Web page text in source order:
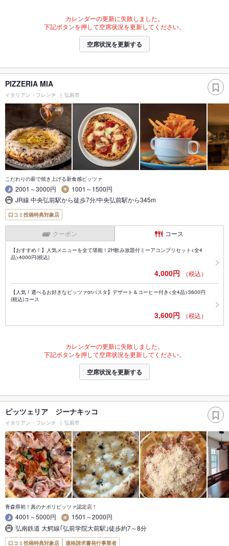
カレンダーの更新に失敗しました。
下記ボタンを押して空席状況を更新してください。
空席状況を更新する
PIZZERIA MIA
イタリアン・フレンチ 弘前市
こだわりの薪で焼き上げる新食感ピッツァ
2001～3000円
1001～1500円
JR線 中央弘前駅から徒歩7分/中央弘前駅から345m
口コミ投稿特典対象店
クーポン コース
【おすすめ！】人気メニューを全て堪能！2H飲み放題付ミーアコンプリセット<全4
品>4000円(税込)
4,000円 （税込）
【人気！選べるお好きなピッツァorパスタ】デザート＆コーヒー付き<全4品>3600円
(税込)コース
3,600円 （税込）
カレンダーの更新に失敗しました。
下記ボタンを押して空席状況を更新してください。
空席状況を更新する
ピッツェリア ジーナキッコ
イタリアン・フレンチ 弘前市
青森県初！真のナポリピッツァ認定店！
4001～5000円
1501～2000円
弘南鉄道 大鰐線｢弘前学院大前駅｣徒歩約7～8分
口コミ投稿特典対象店 適格請求書発行事業者